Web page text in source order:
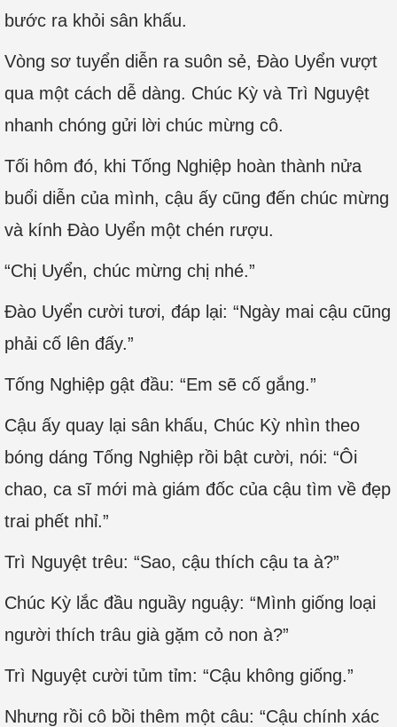
bước ra khỏi sân khấu.
Vòng sơ tuyển diễn ra suôn sẻ, Đào Uyển vượt
qua một cách dễ dàng. Chúc Kỳ và Trì Nguyệt
nhanh chóng gửi lời chúc mừng cô.
Tối hôm đó, khi Tống Nghiệp hoàn thành nửa
buổi diễn của mình, cậu ấy cũng đến chúc mừng
và kính Đào Uyển một chén rượu.
“Chị Uyển, chúc mừng chị nhé.”
Đào Uyển cười tươi, đáp lại: “Ngày mai cậu cũng
phải cố lên đấy.”
Tống Nghiệp gật đầu: “Em sẽ cố gắng.”
Cậu ấy quay lại sân khấu, Chúc Kỳ nhìn theo
bóng dáng Tống Nghiệp rồi bật cười, nói: “Ôi
chao, ca sĩ mới mà giám đốc của cậu tìm về đẹp
trai phết nhỉ.”
Trì Nguyệt trêu: “Sao, cậu thích cậu ta à?”
Chúc Kỳ lắc đầu nguầy nguậy: “Mình giống loại
người thích trâu già gặm cỏ non à?”
Trì Nguyệt cười tủm tỉm: “Cậu không giống.”
Nhưng rồi cô bồi thêm một câu: “Cậu chính xác